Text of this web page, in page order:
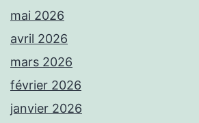
mai 2026
avril 2026
mars 2026
février 2026
janvier 2026